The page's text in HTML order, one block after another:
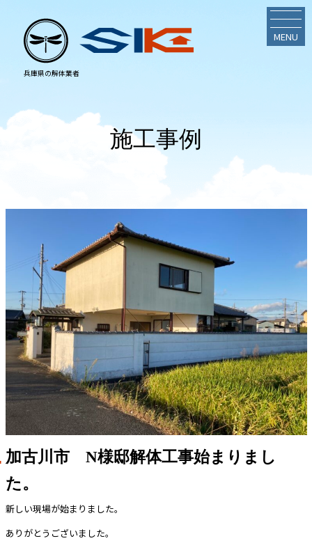
MENU
施工事例
加古川市 N様邸解体工事始まりまし
た。
新しい現場が始まりました。
ありがとうございました。